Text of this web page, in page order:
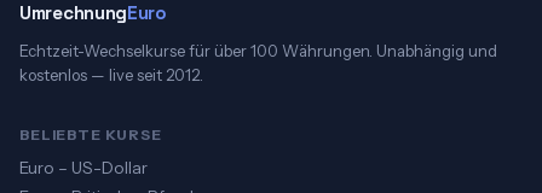
UmrechnungEuro
Echtzeit-Wechselkurse für über 100 Währungen. Unabhängig und
kostenlos — live seit 2012.
BELIEBTE KURSE
Euro – US-Dollar